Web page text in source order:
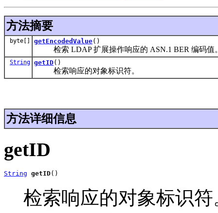
方法摘要
byte[] getEncodedValue()
检索 LDAP 扩展操作响应的 ASN.1 BER 编码值
String getID()
检索响应的对象标识符。
方法详细信息
getID
String getID()
检索响应的对象标识